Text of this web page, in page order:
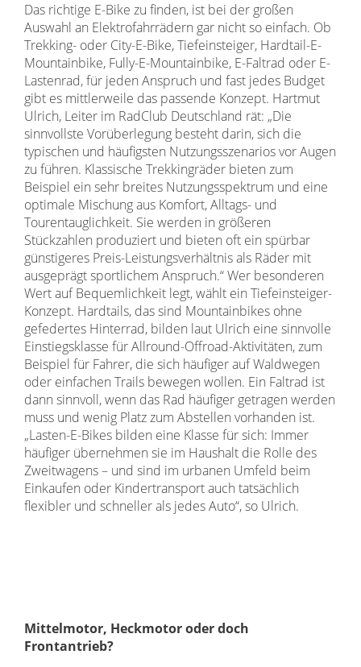
Das richtige E-Bike zu finden, ist bei der großen
Auswahl an Elektrofahrrädern gar nicht so einfach. Ob
Trekking- oder City-E-Bike, Tiefeinsteiger, Hardtail-E-
Mountainbike, Fully-E-Mountainbike, E-Faltrad oder E-
Lastenrad, für jeden Anspruch und fast jedes Budget
gibt es mittlerweile das passende Konzept. Hartmut
Ulrich, Leiter im RadClub Deutschland rät: „Die
sinnvollste Vorüberlegung besteht darin, sich die
typischen und häufigsten Nutzungsszenarios vor Augen
zu führen. Klassische Trekkingräder bieten zum
Beispiel ein sehr breites Nutzungsspektrum und eine
optimale Mischung aus Komfort, Alltags- und
Tourentauglichkeit. Sie werden in größeren
Stückzahlen produziert und bieten oft ein spürbar
günstigeres Preis-Leistungsverhältnis als Räder mit
ausgeprägt sportlichem Anspruch.“ Wer besonderen
Wert auf Bequemlichkeit legt, wählt ein Tiefeinsteiger-
Konzept. Hardtails, das sind Mountainbikes ohne
gefedertes Hinterrad, bilden laut Ulrich eine sinnvolle
Einstiegsklasse für Allround-Offroad-Aktivitäten, zum
Beispiel für Fahrer, die sich häufiger auf Waldwegen
oder einfachen Trails bewegen wollen. Ein Faltrad ist
dann sinnvoll, wenn das Rad häufiger getragen werden
muss und wenig Platz zum Abstellen vorhanden ist.
„Lasten-E-Bikes bilden eine Klasse für sich: Immer
häufiger übernehmen sie im Haushalt die Rolle des
Zweitwagens – und sind im urbanen Umfeld beim
Einkaufen oder Kindertransport auch tatsächlich
flexibler und schneller als jedes Auto“, so Ulrich.
Mittelmotor, Heckmotor oder doch
Frontantrieb?